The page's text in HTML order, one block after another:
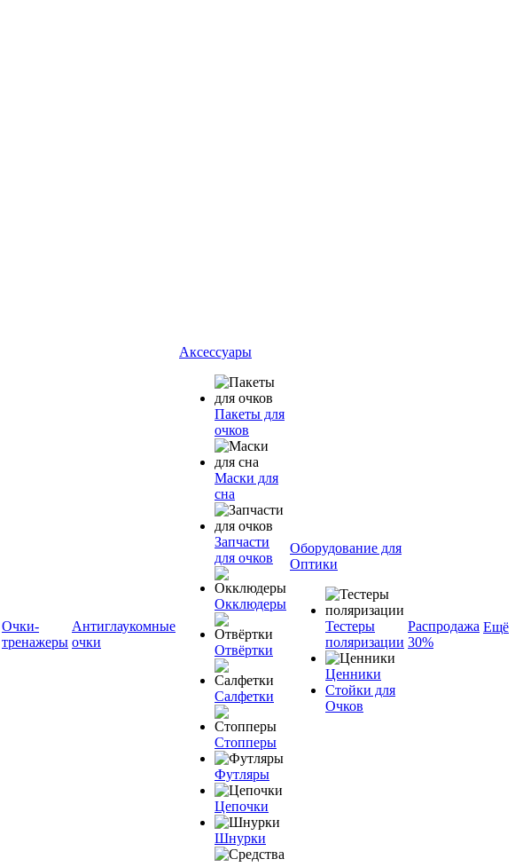
Очки-
тренажеры
Антиглаукомные
очки
Аксессуары
Пакеты для
очков
Маски для
сна
Запчасти
для очков
Окклюдеры
Отвёртки
Салфетки
Стопперы
Футляры
Цепочки
Шнурки
Оборудование для
Оптики
Тестеры
поляризации
Ценники
Стойки для
Очков
Распродажа
30%
Ещё